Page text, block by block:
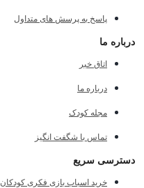
پاسخ به پرسش های متداول
درباره ما
اتاق خبر
درباره ما
مجله کودک
تماس با شگفت انگیز
دسترسی سریع
خرید اسباب بازی فکری کودکان